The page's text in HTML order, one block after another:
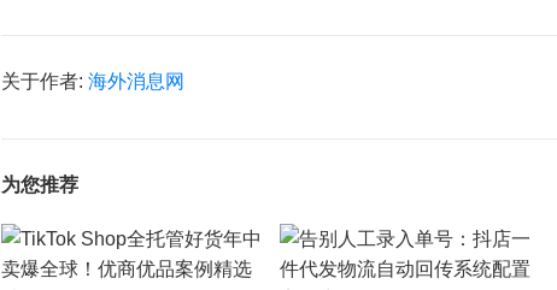
关于作者: 海外消息网
为您推荐